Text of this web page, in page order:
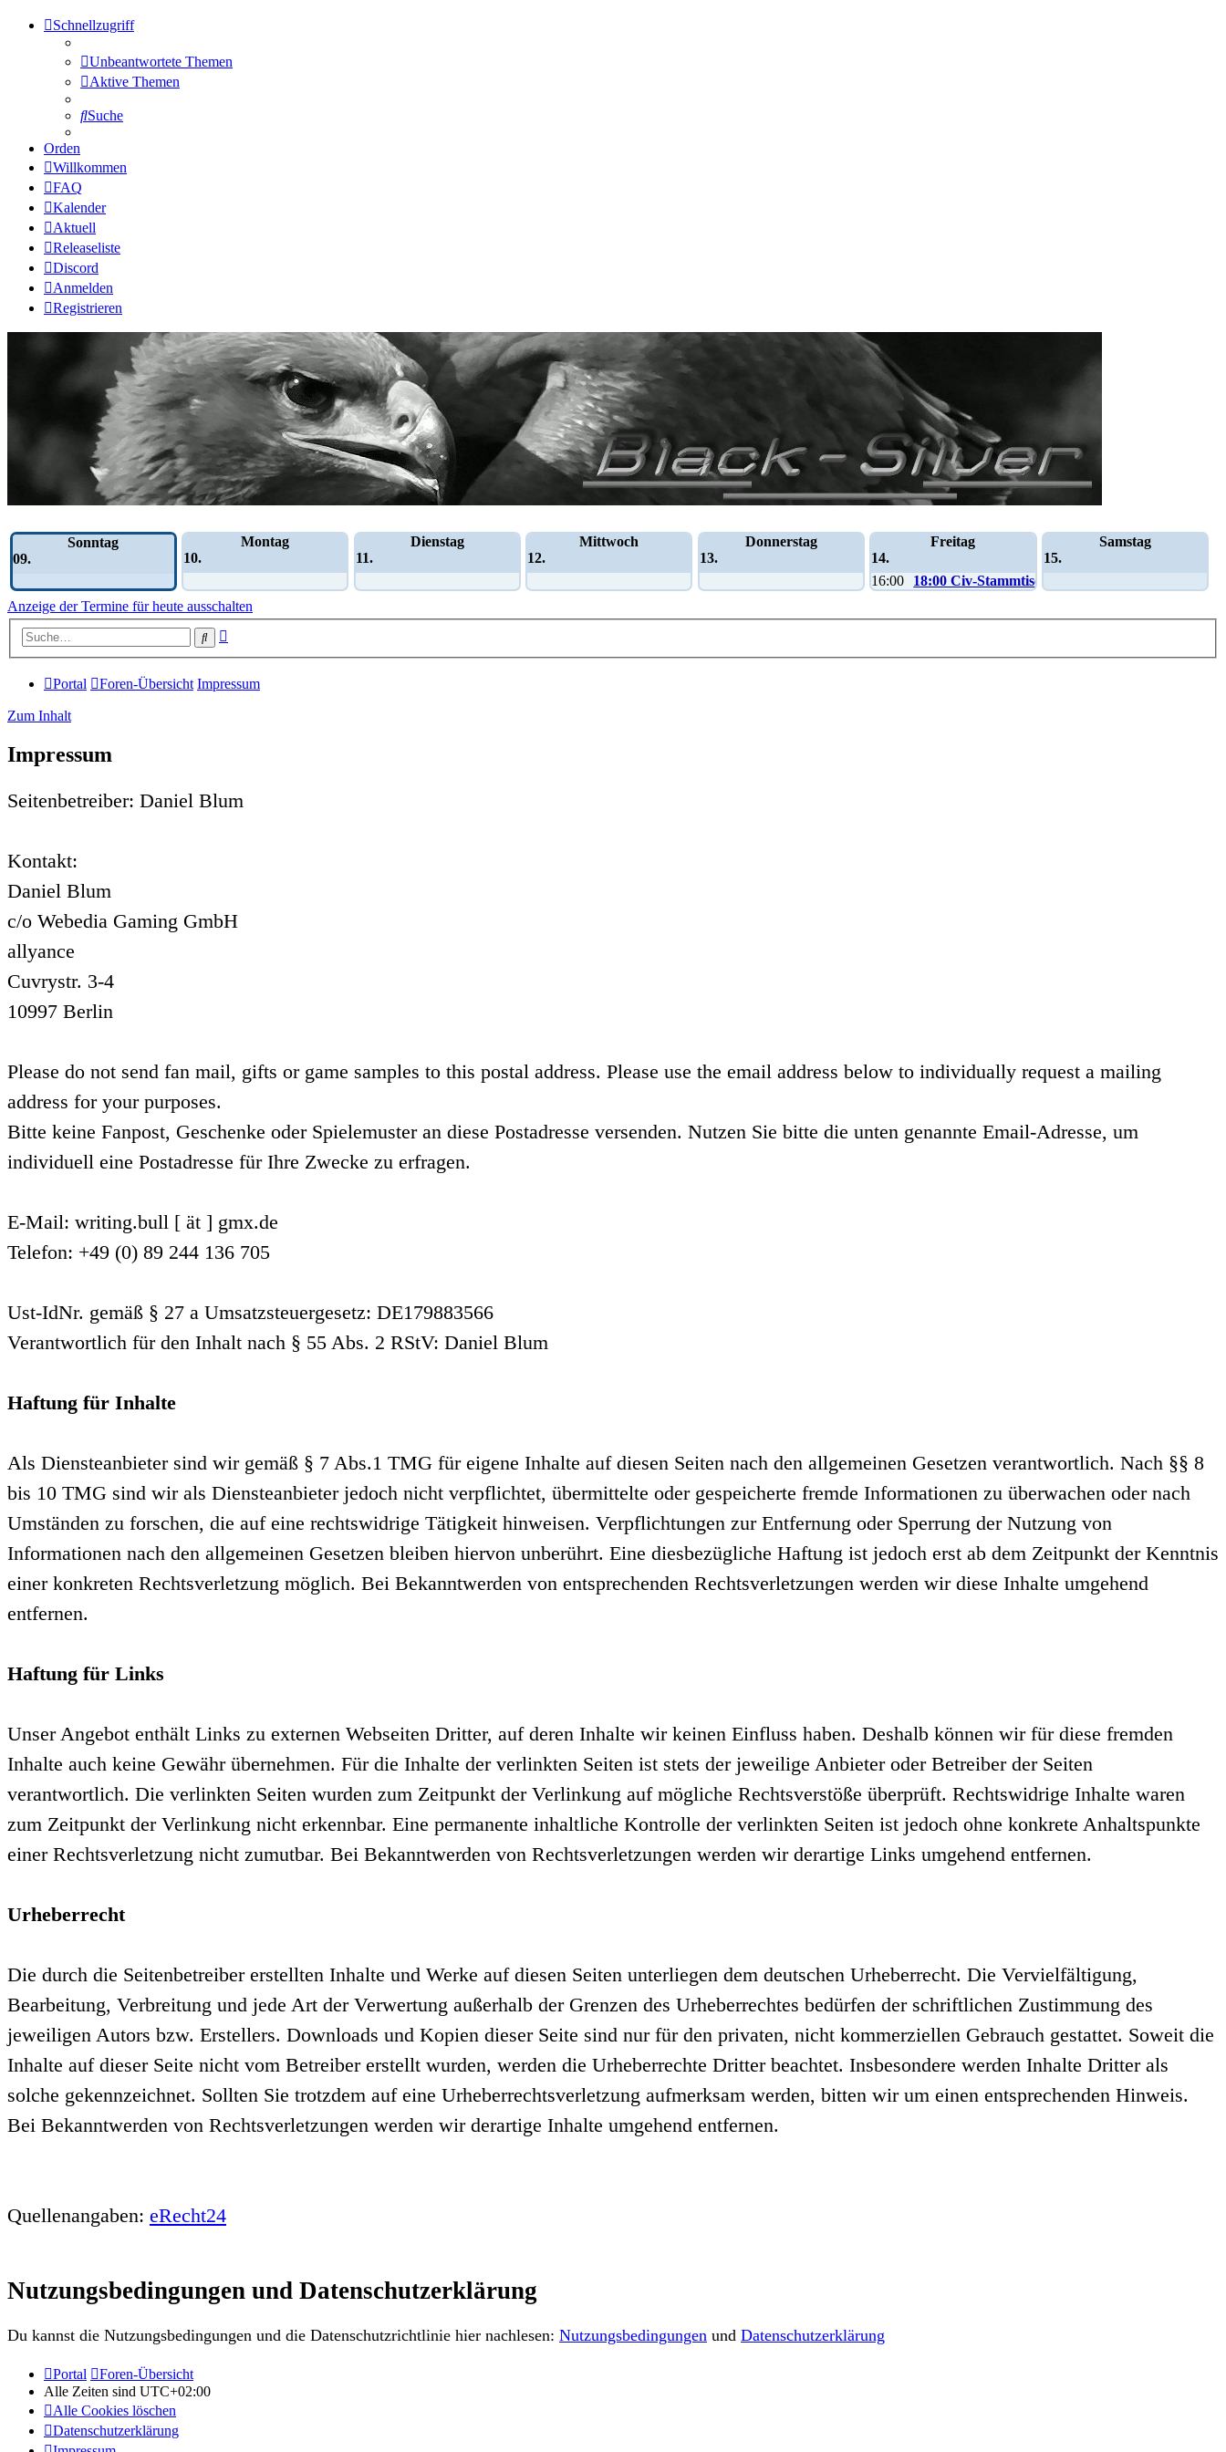
Schnellzugriff
Unbeantwortete Themen
Aktive Themen
Suche
Orden
Willkommen
FAQ
Kalender
Aktuell
Releaseliste
Discord
Anmelden
Registrieren
Sonntag
09.
Montag
10.
Dienstag
11.
Mittwoch
12.
Donnerstag
13.
Freitag
14.
16:00
18:00 Civ-Stammtisch
Samstag
15.
Anzeige der Termine für heute ausschalten
Suche
Portal Foren-Übersicht Impressum
Zum Inhalt
Impressum
Seitenbetreiber: Daniel Blum
Kontakt:
Daniel Blum
c/o Webedia Gaming GmbH
allyance
Cuvrystr. 3-4
10997 Berlin
Please do not send fan mail, gifts or game samples to this postal address. Please use the email address below to individually request a mailing
address for your purposes.
Bitte keine Fanpost, Geschenke oder Spielemuster an diese Postadresse versenden. Nutzen Sie bitte die unten genannte Email-Adresse, um
individuell eine Postadresse für Ihre Zwecke zu erfragen.
E-Mail: writing.bull [ ät ] gmx.de
Telefon: +49 (0) 89 244 136 705
Ust-IdNr. gemäß § 27 a Umsatzsteuergesetz: DE179883566
Verantwortlich für den Inhalt nach § 55 Abs. 2 RStV: Daniel Blum
Haftung für Inhalte
Als Diensteanbieter sind wir gemäß § 7 Abs.1 TMG für eigene Inhalte auf diesen Seiten nach den allgemeinen Gesetzen verantwortlich. Nach §§ 8
bis 10 TMG sind wir als Diensteanbieter jedoch nicht verpflichtet, übermittelte oder gespeicherte fremde Informationen zu überwachen oder nach
Umständen zu forschen, die auf eine rechtswidrige Tätigkeit hinweisen. Verpflichtungen zur Entfernung oder Sperrung der Nutzung von
Informationen nach den allgemeinen Gesetzen bleiben hiervon unberührt. Eine diesbezügliche Haftung ist jedoch erst ab dem Zeitpunkt der Kenntnis
einer konkreten Rechtsverletzung möglich. Bei Bekanntwerden von entsprechenden Rechtsverletzungen werden wir diese Inhalte umgehend
entfernen.
Haftung für Links
Unser Angebot enthält Links zu externen Webseiten Dritter, auf deren Inhalte wir keinen Einfluss haben. Deshalb können wir für diese fremden
Inhalte auch keine Gewähr übernehmen. Für die Inhalte der verlinkten Seiten ist stets der jeweilige Anbieter oder Betreiber der Seiten
verantwortlich. Die verlinkten Seiten wurden zum Zeitpunkt der Verlinkung auf mögliche Rechtsverstöße überprüft. Rechtswidrige Inhalte waren
zum Zeitpunkt der Verlinkung nicht erkennbar. Eine permanente inhaltliche Kontrolle der verlinkten Seiten ist jedoch ohne konkrete Anhaltspunkte
einer Rechtsverletzung nicht zumutbar. Bei Bekanntwerden von Rechtsverletzungen werden wir derartige Links umgehend entfernen.
Urheberrecht
Die durch die Seitenbetreiber erstellten Inhalte und Werke auf diesen Seiten unterliegen dem deutschen Urheberrecht. Die Vervielfältigung,
Bearbeitung, Verbreitung und jede Art der Verwertung außerhalb der Grenzen des Urheberrechtes bedürfen der schriftlichen Zustimmung des
jeweiligen Autors bzw. Erstellers. Downloads und Kopien dieser Seite sind nur für den privaten, nicht kommerziellen Gebrauch gestattet. Soweit die
Inhalte auf dieser Seite nicht vom Betreiber erstellt wurden, werden die Urheberrechte Dritter beachtet. Insbesondere werden Inhalte Dritter als
solche gekennzeichnet. Sollten Sie trotzdem auf eine Urheberrechtsverletzung aufmerksam werden, bitten wir um einen entsprechenden Hinweis.
Bei Bekanntwerden von Rechtsverletzungen werden wir derartige Inhalte umgehend entfernen.
Quellenangaben: eRecht24
Nutzungsbedingungen und Datenschutzerklärung
Du kannst die Nutzungsbedingungen und die Datenschutzrichtlinie hier nachlesen: Nutzungsbedingungen und Datenschutzerklärung
Portal
Foren-Übersicht
Alle Zeiten sind UTC+02:00
Alle Cookies löschen
Datenschutzerklärung